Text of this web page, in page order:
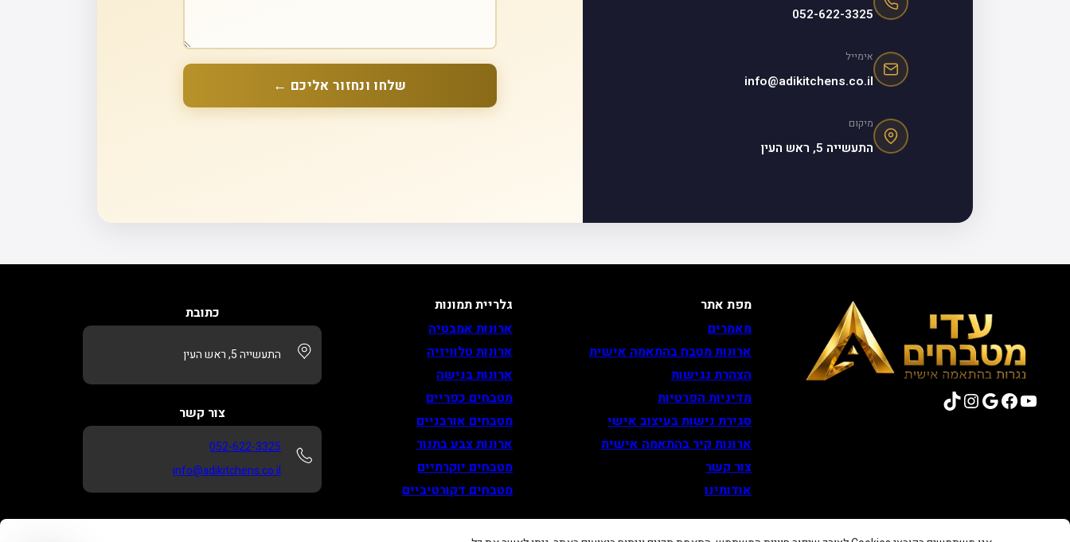
052-622-3325
אימייל
info@adikitchens.co.il
מיקום
התעשייה 5, ראש העין
שלחו ונחזור אליכם ←
YouTube
Facebook
Google
Instagram
TikTok
מפת אתר
מאמרים
ארונות מטבח בהתאמה אישית
הצהרת נגישות
מדיניות הפרטיות
סגירת נישות בעיצוב אישי
ארונות קיר בהתאמה אישית
צור קשר
אודותינו
גלריית תמונות
ארונות אמבטיה
ארונות טלוויזיה
ארונות בנישה
מטבחים כפריים
מטבחים אורבניים
ארונות צבע בתנור
מטבחים יוקרתיים
מטבחים דקורטיביים
כתובת
התעשייה 5, ראש העין
צור קשר
052-622-3325
info@adikitchens.co.il